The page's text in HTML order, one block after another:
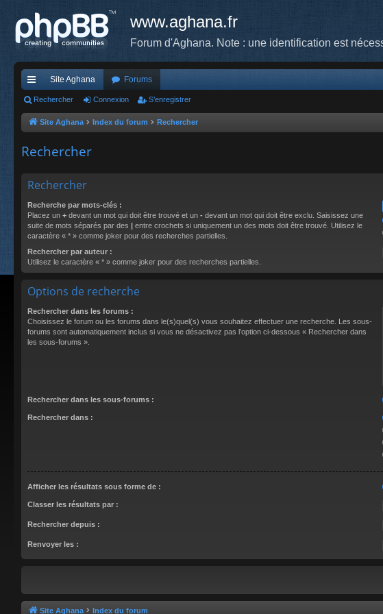
www.aghana.fr
Forum d'Aghana. Note : une identification est
cc
ès
de
Site Aghana Forums
Rechercher Connexion S’enregistrer
Site Aghana Index du forum Rechercher
Rechercher
Rechercher
Recherche par mots-clés :
Placez un + devant un mot qui doit être trouvé et un - devant un mot qui doit être exclu. Saisissez une
suite de mots séparés par des | entre crochets si uniquement un des mots doit être trouvé. Utilisez le
caractère « * » comme joker pour des recherches partielles.
Rechercher par auteur :
Utilisez le caractère « * » comme joker pour des recherches partielles.
Options de recherche
Rechercher dans les forums :
Choisissez le forum ou les forums dans le(s)quel(s) vous souhaitez effectuer une recherche. Les sous-
forums sont automatiquement inclus si vous ne désactivez pas l’option ci-dessous « Rechercher dans
les sous-forums ».
Rechercher dans les sous-forums :
Rechercher dans :
Afficher les résultats sous forme de :
Classer les résultats par :
Rechercher depuis :
Renvoyer les :
Site Aghana Index du forum